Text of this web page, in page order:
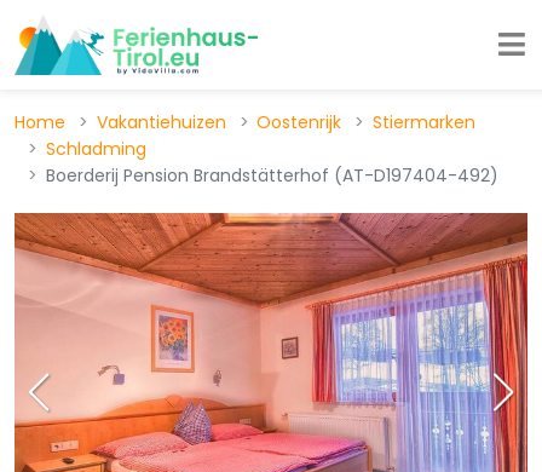
Home Vakantiehuizen Oostenrijk
Stiermarken
Schladming
Boerderij Pension Brandstätterhof (AT-D197404-492)